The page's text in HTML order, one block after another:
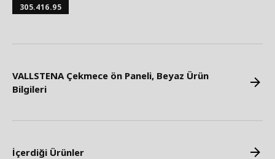
305.416.95
VALLSTENA Çekmece ön Paneli, Beyaz Ürün
Bilgileri
İçerdiği Ürünler